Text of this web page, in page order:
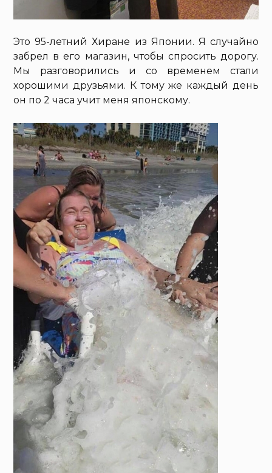
Это 95-летний Хиране из Японии. Я случайно
забрел в его магазин, чтобы спросить дорогу.
Мы разговорились и со временем стали
хорошими друзьями. К тому же каждый день
он по 2 часа учит меня японскому.